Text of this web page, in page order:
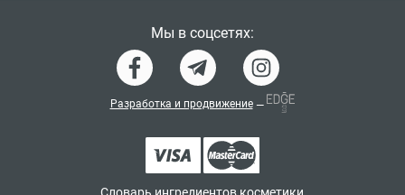
Мы в соцсетях:
Разработка и продвижение —